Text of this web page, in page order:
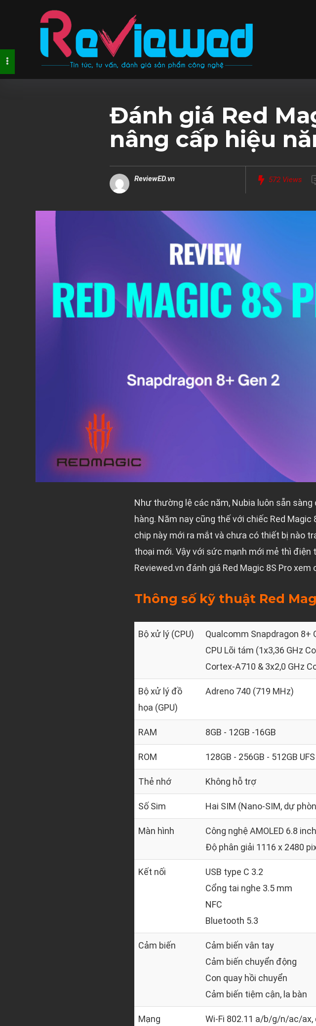
Đánh giá Red
nâng cấp hiệu
ReviewED.vn 572Views
Như thường lệ các năm, Nubia luôn sẵn
hàng. Năm nay cũng thế với chiếc Red Magic
chip này mới ra mắt và chưa có thiết bị nào
thoại mới. Vậy với sức mạnh mới mẻ thì điện
Reviewed.vn đánh giá Red Magic 8S Pro xem
Thông số kỹ thuật Red
Bộ xử lý (CPU)
Qualcomm Snapdragon 8+
CPU Lõi tám (1x3,36 GHz
Cortex-A710 & 3x2,0 GHz
Bộ xử lý đồ
họa (GPU)
Adreno 740 (719 MHz)
RAM 8GB - 12GB -16GB
ROM 128GB - 256GB - 512GB
Thẻ nhớ Không hỗ trợ
Số Sim Hai SIM (Nano-SIM, dự
Màn hình
Công nghệ AMOLED 6.8
Độ phân giải 1116 x 2480
Kết nối
USB type C 3.2
Cổng tai nghe 3.5 mm
NFC
Bluetooth 5.3
Cảm biến
Cảm biến vân tay
Cảm biến chuyển động
Con quay hồi chuyển
Cảm biến tiệm cận, la bàn
Mạng
Wi-Fi 802.11 a/b/g/n/ac/ax,